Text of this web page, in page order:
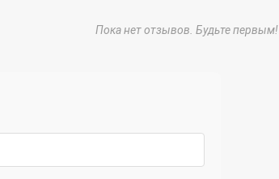
Пока нет отзывов. Будьте первым!